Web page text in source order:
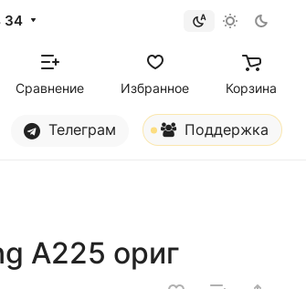
34
Сравнение Избранное Корзина
Телеграм Поддержка
A225 ориг